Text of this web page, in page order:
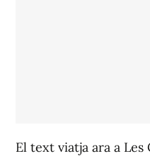
El text viatja ara a